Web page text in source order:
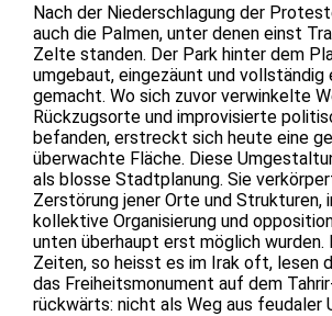
Nach der Niederschlagung der
auch die Palmen, unter denen einst
Zelte standen. Der Park hinter dem
umgebaut, eingezäunt und vollständig
gemacht. Wo sich zuvor verwinkelte
Rückzugsorte und improvisierte
befanden, erstreckt sich heute eine
überwachte Fläche. Diese
als blosse Stadtplanung. Sie
Zerstörung jener Orte und Strukturen,
kollektive Organisierung und
unten überhaupt erst möglich wurden.
Zeiten, so heisst es im Irak oft, lesen
das Freiheitsmonument auf dem
rückwärts: nicht als Weg aus feudaler